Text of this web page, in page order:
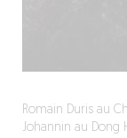
Romain Duris au
Johannin au Dong